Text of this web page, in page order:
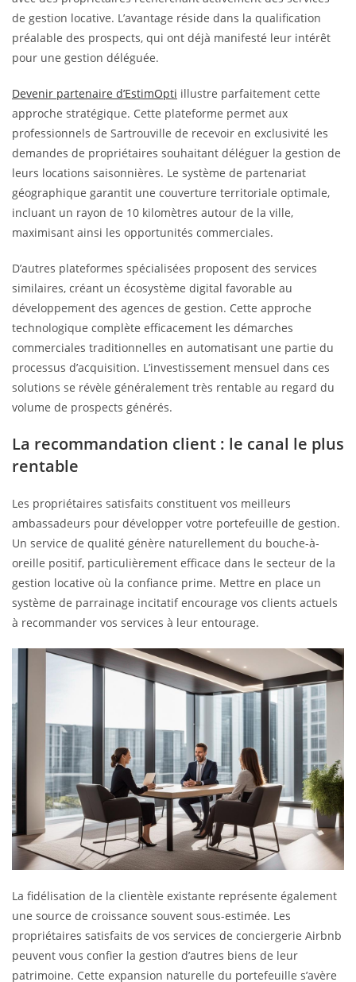
de gestion locative. L’avantage réside dans la qualification
préalable des prospects, qui ont déjà manifesté leur intérêt
pour une gestion déléguée.
Devenir partenaire d’EstimOpti illustre parfaitement cette
approche stratégique. Cette plateforme permet aux
professionnels de Sartrouville de recevoir en exclusivité les
demandes de propriétaires souhaitant déléguer la gestion de
leurs locations saisonnières. Le système de partenariat
géographique garantit une couverture territoriale optimale,
incluant un rayon de 10 kilomètres autour de la ville,
maximisant ainsi les opportunités commerciales.
D’autres plateformes spécialisées proposent des services
similaires, créant un écosystème digital favorable au
développement des agences de gestion. Cette approche
technologique complète efficacement les démarches
commerciales traditionnelles en automatisant une partie du
processus d’acquisition. L’investissement mensuel dans ces
solutions se révèle généralement très rentable au regard du
volume de prospects générés.
La recommandation client : le canal le plus
rentable
Les propriétaires satisfaits constituent vos meilleurs
ambassadeurs pour développer votre portefeuille de gestion.
Un service de qualité génère naturellement du bouche-à-
oreille positif, particulièrement efficace dans le secteur de la
gestion locative où la confiance prime. Mettre en place un
système de parrainage incitatif encourage vos clients actuels
à recommander vos services à leur entourage.
La fidélisation de la clientèle existante représente également
une source de croissance souvent sous-estimée. Les
propriétaires satisfaits de vos services de conciergerie Airbnb
peuvent vous confier la gestion d’autres biens de leur
patrimoine. Cette expansion naturelle du portefeuille s’avère